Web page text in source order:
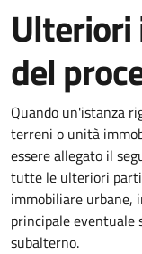
del
Quando un'istanza
terreni o unità
essere allegato il
tutte le ulteriori
immobiliare urbane,
principale eventuale
subalterno.